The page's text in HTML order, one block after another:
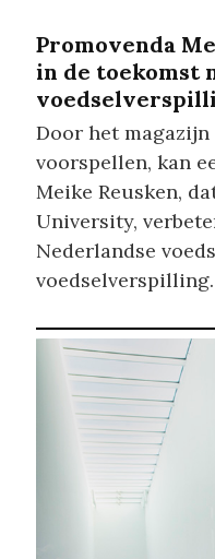
Promovenda
in de toekomst
Door het
voorspellen, kan
Meike Reusken,
University,
Nederlandse
voedselverspilling.